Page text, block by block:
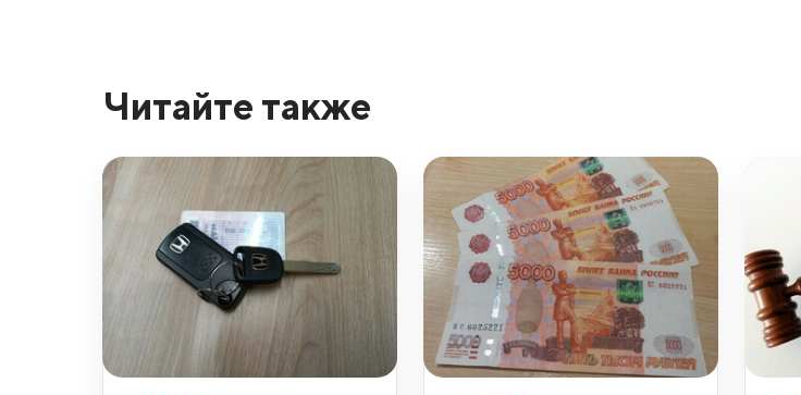
Читайте также